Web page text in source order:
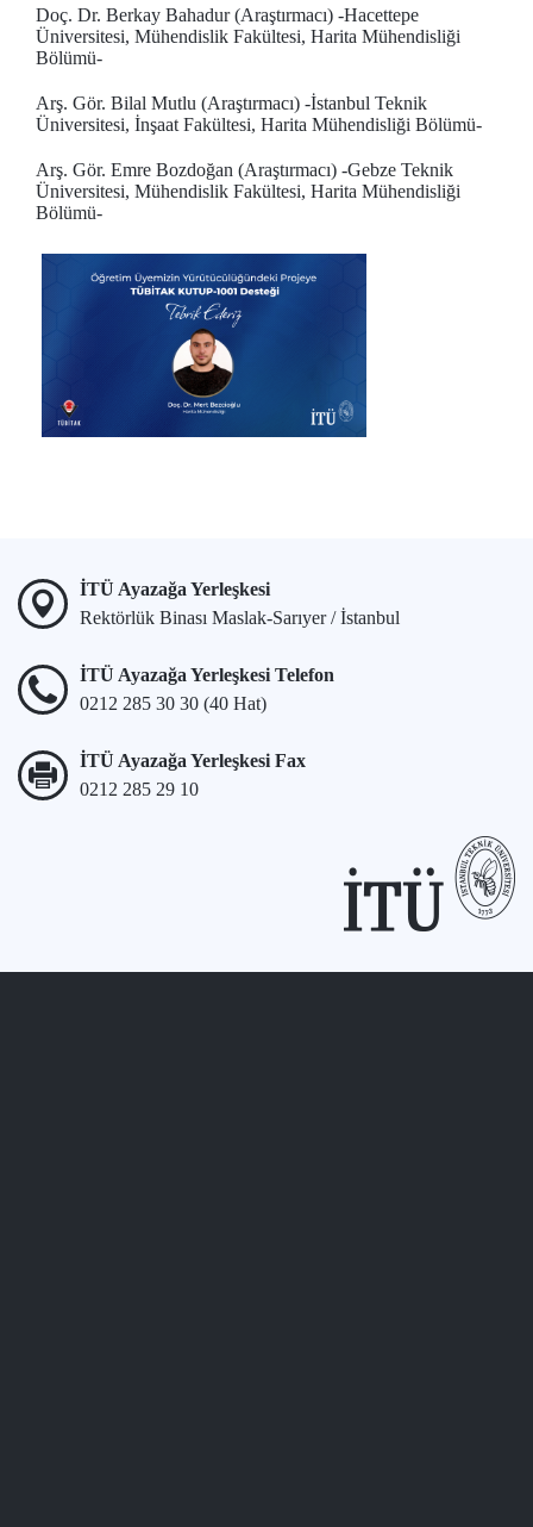
Doç. Dr. Berkay Bahadur (Araştırmacı) -Hacettepe
Üniversitesi, Mühendislik Fakültesi, Harita Mühendisliği
Bölümü-
Arş. Gör. Bilal Mutlu (Araştırmacı) -İstanbul Teknik
Üniversitesi, İnşaat Fakültesi, Harita Mühendisliği Bölümü-
Arş. Gör. Emre Bozdoğan (Araştırmacı) -Gebze Teknik
Üniversitesi, Mühendislik Fakültesi, Harita Mühendisliği
Bölümü-
İTÜ Ayazağa Yerleşkesi
Rektörlük Binası Maslak-Sarıyer / İstanbul
İTÜ Ayazağa Yerleşkesi Telefon
0212 285 30 30 (40 Hat)
İTÜ Ayazağa Yerleşkesi Fax
0212 285 29 10